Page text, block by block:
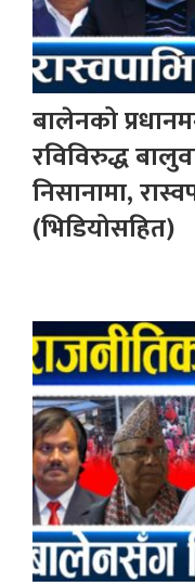
बालेनको
रविविरुद्ध
निसानामा,
(भिडियोसहित)